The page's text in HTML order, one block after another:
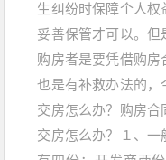
生纠纷时保障个人权
妥善保管才可以。但
购房者是要凭借购房
也是有补救办法的，
交房怎么办？购房合
交房怎么办？１、一